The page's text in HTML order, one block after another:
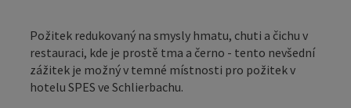
Požitek redukovaný na smysly hmatu, chuti a čichu v
restauraci, kde je prostě tma a černo - tento nevšední
zážitek je možný v temné místnosti pro požitek v
hotelu SPES ve Schlierbachu.